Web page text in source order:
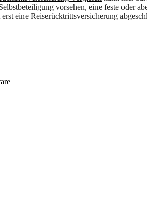
vorsehen, eine feste oder
eine Reiserücktrittsversicherung